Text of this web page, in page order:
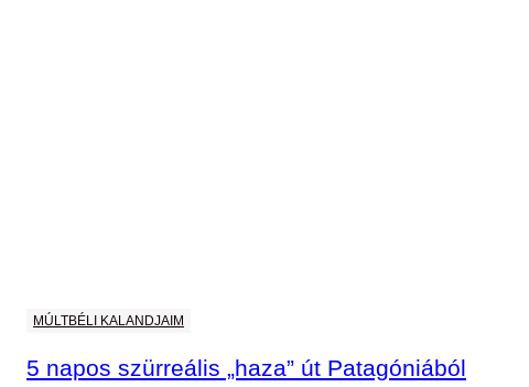
MÚLTBÉLI KALANDJAIM
5 napos szürreális „haza” út Patagóniából